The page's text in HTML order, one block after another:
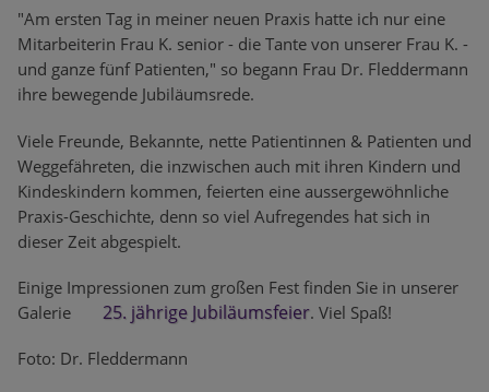
"Am ersten Tag in meiner neuen Praxis hatte ich nur eine
Mitarbeiterin Frau K. senior - die Tante von unserer Frau K. -
und ganze fünf Patienten," so begann Frau Dr. Fleddermann
ihre bewegende Jubiläumsrede.
Viele Freunde, Bekannte, nette Patientinnen & Patienten und
Weggefähreten, die inzwischen auch mit ihren Kindern und
Kindeskindern kommen, feierten eine aussergewöhnliche
Praxis-Geschichte, denn so viel Aufregendes hat sich in
dieser Zeit abgespielt.
Einige Impressionen zum großen Fest finden Sie in unserer
Galerie
25. jährige Jubiläumsfeier. Viel Spaß!
Foto: Dr. Fleddermann